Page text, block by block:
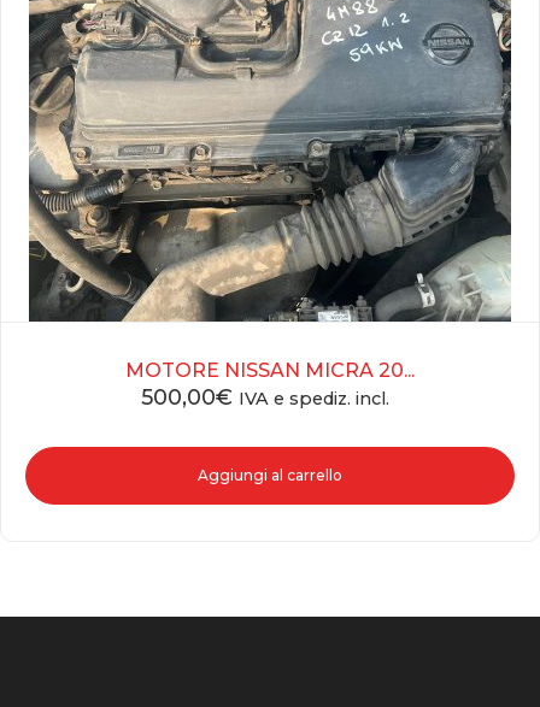
MOTORE NISSAN MICRA 20...
500,00€ IVA e spediz. incl.
Aggiungi al carrello